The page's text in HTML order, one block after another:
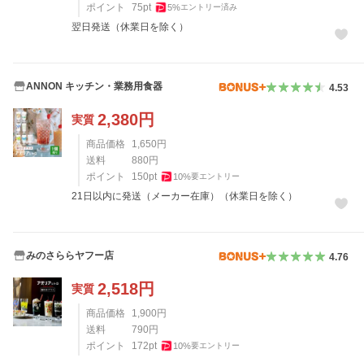
ポイント
75pt 5%エントリー済み
翌日発送（休業日を除く）
ANNON キッチン・業務用食器 4.53
実質 2,380円
商品価格 1,650円
送料
880円
ポイント
150pt 10%要エントリー
21日以内に発送（メーカー在庫）（休業日を除く）
みのさららヤフー店 4.76
実質 2,518円
商品価格 1,900円
送料
790円
ポイント
172pt 10%要エントリー